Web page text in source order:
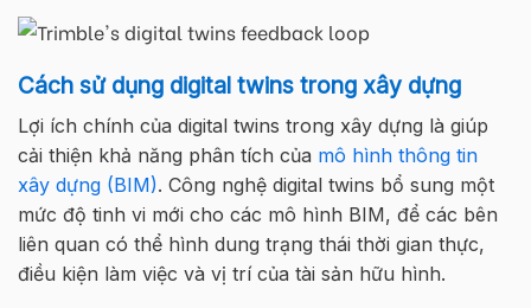
Cách sử dụng digital twins trong xây dựng
Lợi ích chính của digital twins trong xây dựng là giúp
cải thiện khả năng phân tích của mô hình thông tin
xây dựng (BIM). Công nghệ digital twins bổ sung một
mức độ tinh vi mới cho các mô hình BIM, để các bên
liên quan có thể hình dung trạng thái thời gian thực,
điều kiện làm việc và vị trí của tài sản hữu hình.